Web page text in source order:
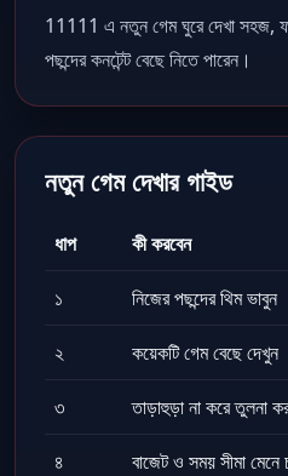
11111 এ নতুন গেম ঘুরে দেখা সহজ,
পছন্দের কনটেন্ট বেছে নিতে পারেন।
নতুন গেম দেখার গাইড
ধাপ কী করবেন
১ নিজের পছন্দের থিম ভাবুন
২ কয়েকটি গেম বেছে দেখুন
৩ তাড়াহুড়া না করে তুলনা
৪ বাজেট ও সময় সীমা মেনে